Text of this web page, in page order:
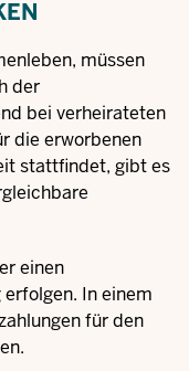
müssen
der
bei verheirateten
die erworbenen
stattfindet, gibt es
einen
In einem
für den